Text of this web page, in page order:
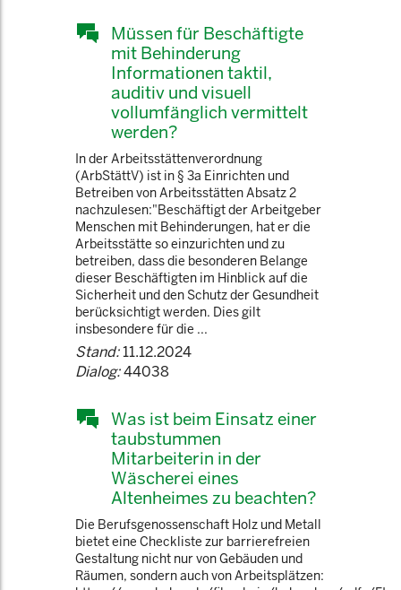
Müssen für Beschäftigte
mit Behinderung
Informationen taktil,
auditiv und visuell
vollumfänglich vermittelt
werden?
In der Arbeitsstättenverordnung
(ArbStättV) ist in § 3a Einrichten und
Betreiben von Arbeitsstätten Absatz 2
nachzulesen:"Beschäftigt der Arbeitgeber
Menschen mit Behinderungen, hat er die
Arbeitsstätte so einzurichten und zu
betreiben, dass die besonderen Belange
dieser Beschäftigten im Hinblick auf die
Sicherheit und den Schutz der Gesundheit
berücksichtigt werden. Dies gilt
insbesondere für die ...
Stand:11.12.2024
Dialog:44038
Was ist beim Einsatz einer
taubstummen
Mitarbeiterin in der
Wäscherei eines
Altenheimes zu beachten?
Die Berufsgenossenschaft Holz und Metall
bietet eine Checkliste zur barrierefreien
Gestaltung nicht nur von Gebäuden und
Räumen, sondern auch von Arbeitsplätzen: